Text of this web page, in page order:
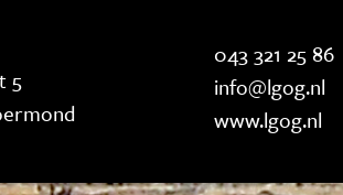
5
043 321 25 86
info@lgog.nl
www.lgog.nl